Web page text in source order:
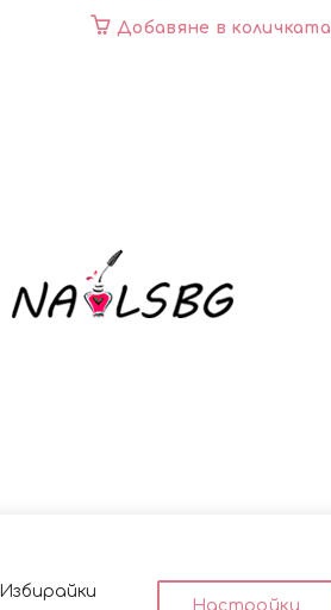
Настройки
Добавяне в количката